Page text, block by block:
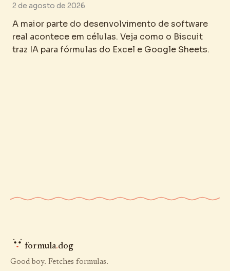
2 de agosto de 2026
A maior parte do desenvolvimento de software
real acontece em células. Veja como o Biscuit
traz IA para fórmulas do Excel e Google Sheets.
formula.dog
Good boy. Fetches formulas.